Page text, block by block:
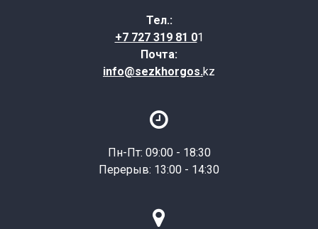
Тел.:
+7 727 319 81 01
Почта:
info@sezkhorgos.kz

Пн-Пт: 09:00 - 18:30
Перерыв: 13:00 - 14:30
